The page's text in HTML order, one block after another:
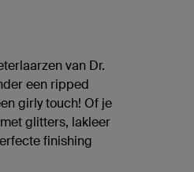
van Dr.
een ripped
girly touch! Of je
glitters, lakleer
finishing